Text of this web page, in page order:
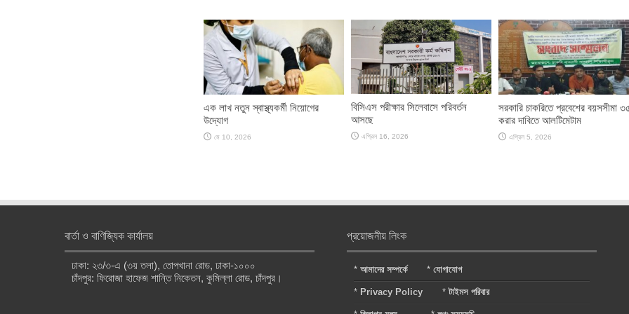
এক লাখ নতুন স্বাস্থ্যকর্মী নিয়োগের
উদ্যোগ
মে 10, 2026
বিসিএস পরীক্ষার সিলেবাসে পরিবর্তন
আসছে
এপ্রিল 16, 2026
সরকারি চাকরিতে প্রবেশের বয়সসীমা
করার দাবিতে আলটিমেটাম
এপ্রিল 5, 2026
বার্তা ও বাণিজ্যিক কার্যালয়
ঢাকা: ২৩/৩-এ (৩য় তলা), তোপখানা রোড, ঢাকা-১০০০
চাঁদপুর: ফিরোজা হাফেজ শান্তি নিকেতন, কুমিল্লা রোড, চাঁদপুর।
প্রয়োজনীয় লিংক
*আমাদের সম্পর্কে *যোগাযোগ
* Privacy Policy *টাইমস পরিবার